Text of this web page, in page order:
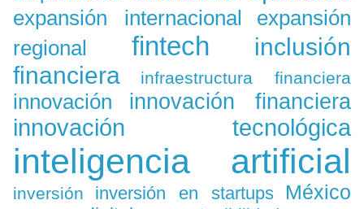
expansión internacional
expansión
regional
fintech
inclusión
financiera
infraestructura financiera
innovación innovación financiera
innovación tecnológica
inteligencia artificial
inversión inversión en startups México